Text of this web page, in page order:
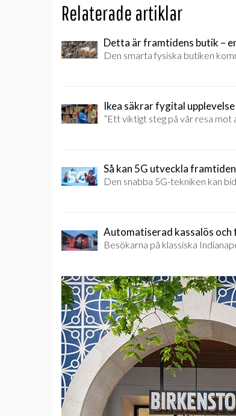
Relaterade artiklar
Detta är framtidens butik –
Den smarta fysiska butiken
Ikea säkrar fygital
”Ett viktigt steg på vår resa mot
Så kan 5G utveckla
Den snabba 5G-tekniken kan
Automatiserad kassalös
Besökarna på klassiska